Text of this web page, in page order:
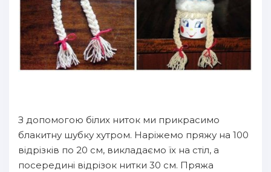
З допомогою білих ниток ми прикрасимо
блакитну шубку хутром. Наріжемо пряжу на 100
відрізків по 20 см, викладаємо їх на стіл, а
посередині відрізок нитки 30 см. Пряжа